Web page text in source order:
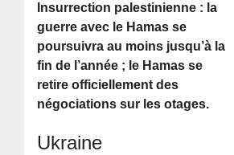
Insurrection palestinienne : la
guerre avec le Hamas se
poursuivra au moins jusqu’à la
fin de l’année ; le Hamas se
retire officiellement des
négociations sur les otages.
Ukraine